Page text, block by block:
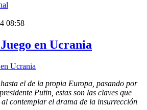
08:58
en Ucrania
el de la propia Europa, pasando por
Putin, estas son las claves que
al contemplar el drama de la insurrección